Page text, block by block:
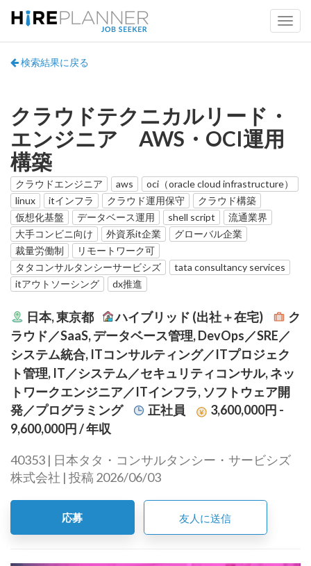
検索結果に戻る
クラウドテクニカルリード・
エンジニア AWS・OCI運用
構築
クラウドエンジニア aws
oci（oracle cloud infrastructure）
linux
itインフラ クラウド運用保守
クラウド構築
仮想化基盤
データベース運用 shell script
流通業界
大手コンビニ向け
外資系it企業
グローバル企業
裁量労働制
リモートワーク可
タタコンサルタンシーサービシズ
tata consultancy services
itアウトソーシング
dx推進
日本, 東京都 ハイブリッド (出社＋在宅)
ク
ラウド／SaaS, データベース管理, DevOps／SRE／
システム統合, ITコンサルティング／ITプロジェク
ト管理, IT／システム／セキュリティコンサル, ネッ
トワークエンジニア／ITインフラ, ソフトウェア開
発／プログラミング
正社員
3,600,000円 -
9,600,000円/ 年収
40353 | 日本タタ・コンサルタンシー・サービシズ
株式会社 | 投稿 2026/06/03
応募 友人に送信